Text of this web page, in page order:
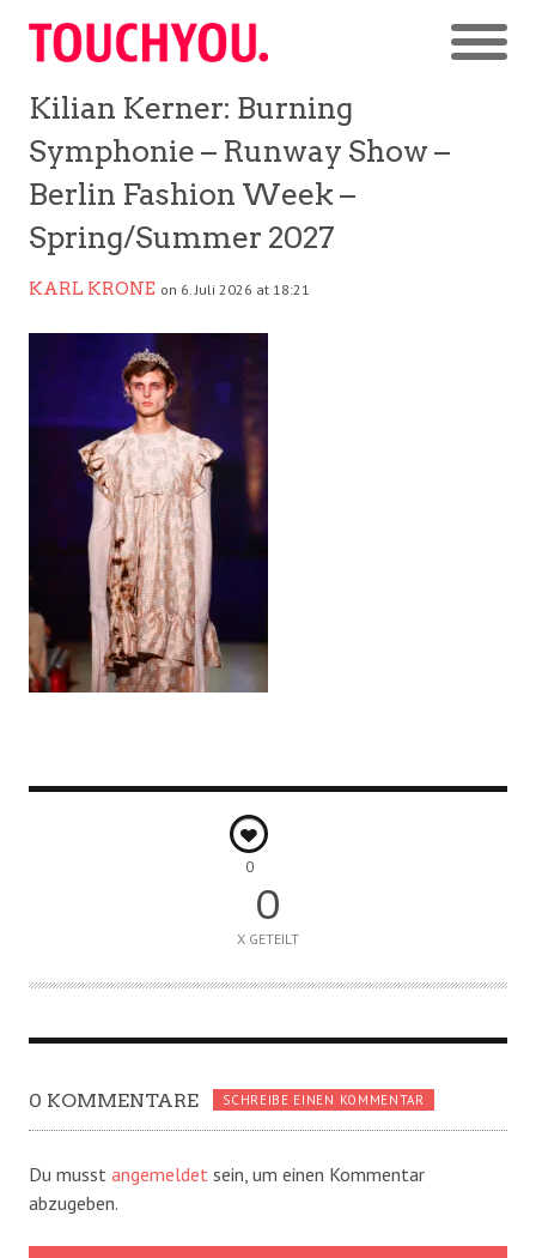
Kilian Kerner: Burning
Symphonie – Runway Show –
Berlin Fashion Week –
Spring/Summer 2027
KARL KRONE on 6. Juli 2026 at 18:21
0
0
X GETEILT
0 KOMMENTARE SCHREIBE EINEN KOMMENTAR
Du musst angemeldet sein, um einen Kommentar
abzugeben.